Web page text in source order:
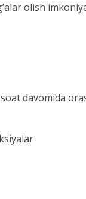
olish
davomida